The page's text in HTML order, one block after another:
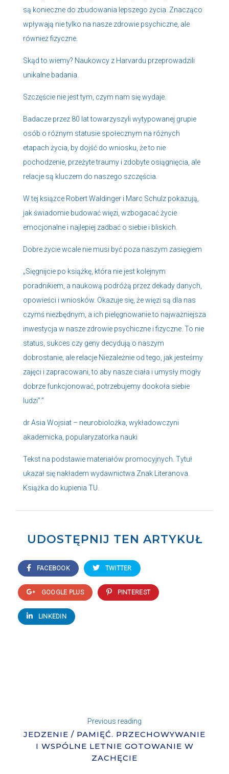
są konieczne do zbudowania lepszego życia. Znacząco
wpływają nie tylko na nasze zdrowie psychiczne, ale
również fizyczne.
Skąd to wiemy? Naukowcy z Harvardu przeprowadzili
unikalne badania.
Szczęście nie jest tym, czym nam się wydaje.
Badacze przez 80 lat towarzyszyli wytypowanej grupie
osób o różnym statusie społecznym na różnych
etapach życia, by dojść do wniosku, że to nie
pochodzenie, przeżyte traumy i zdobyte osiągnięcia, ale
relacje są kluczem do naszego szczęścia.
W tej książce Robert Waldinger i Marc Schulz pokazują,
jak świadomie budować więzi, wzbogacać życie
emocjonalne i najlepiej zadbać o siebie i bliskich.
Dobre życie wcale nie musi być poza naszym zasięgiem
„Sięgnijcie po książkę, która nie jest kolejnym
poradnikiem, a naukową podróżą przez dekady danych,
opowieści i wniosków. Okazuje się, że więzi są dla nas
czymś niezbędnym, a ich pielęgnowanie to najważniejsza
inwestycja w nasze zdrowie psychiczne i fizyczne. To nie
status, sukces czy geny decydują o naszym
dobrostanie, ale relacje Niezależnie od tego, jak jesteśmy
zajęci i zapracowani, to aby nasze ciała i umysły mogły
dobrze funkcjonować, potrzebujemy dookoła siebie
ludzi”.”
dr Asia Wojsiat – neurobiolożka, wykładowczyni
akademicka, popularyzatorka nauki
Tekst na podstawie materiałów promocyjnych. Tytuł
ukazał się nakładem wydawnictwa Znak Literanova.
Książka do kupienia TU
UDOSTĘPNIJ TEN ARTYKUŁ
FACEBOOK TWITTER
GOOGLE PLUS PINTEREST
LINKEDIN
Previous reading
JEDZENIE / PAMIĘĆ. PRZECHOWYWANIE
I WSPÓLNE LETNIE GOTOWANIE W
ZACHĘCIE